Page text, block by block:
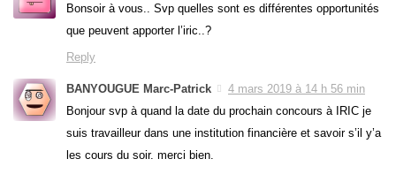
Bonsoir à vous.. Svp quelles sont es différentes opportunités
que peuvent apporter l’iric..?
Reply
BANYOUGUE Marc-Patrick
4 mars 2019 à 14 h 56 min
Bonjour svp à quand la date du prochain concours à IRIC je
suis travailleur dans une institution financière et savoir s’il y’a
les cours du soir. merci bien.